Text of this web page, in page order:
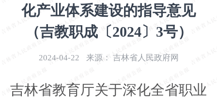
化产业体系建设的指导意见
（吉教职成〔2024〕3号）
2024-04-22 来源： 吉林省人民政府网
吉林省教育厅关于深化全省职业